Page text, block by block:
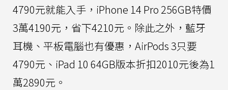
4790元就能入手，iPhone 14 Pro 256GB特價
3萬4190元，省下4210元。除此之外，藍牙
耳機、平板電腦也有優惠，AirPods 3只要
4790元、iPad 10 64GB版本折扣2010元後為1
萬2890元。